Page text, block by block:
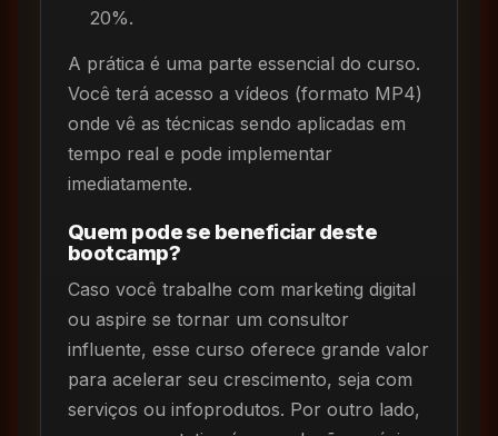
20%.
A prática é uma parte essencial do curso.
Você terá acesso a vídeos (formato MP4)
onde vê as técnicas sendo aplicadas em
tempo real e pode implementar
imediatamente.
Quem pode se beneficiar deste
bootcamp?
Caso você trabalhe com marketing digital
ou aspire se tornar um consultor
influente, esse curso oferece grande valor
para acelerar seu crescimento, seja com
serviços ou infoprodutos. Por outro lado,